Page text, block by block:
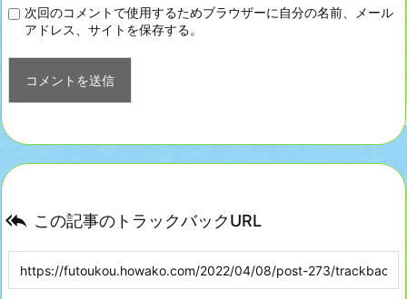
次回のコメントで使用するためブラウザーに自分の名前、メール
アドレス、サイトを保存する。
 この記事のトラックバックURL